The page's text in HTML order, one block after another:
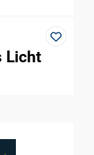
Licht